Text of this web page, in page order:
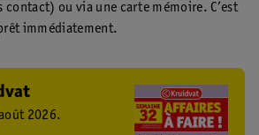
contact) ou via une carte mémoire. C’est
immédiatement.
2026.